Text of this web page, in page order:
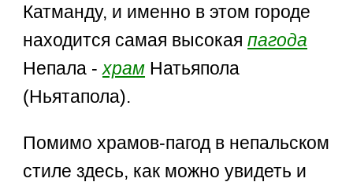
Катманду, и именно в этом городе
находится самая высокаяпагода
Непала -храм Натьяпола
(Ньятапола).
Помимо храмов-пагод в непальском
стиле здесь, как можно увидеть и